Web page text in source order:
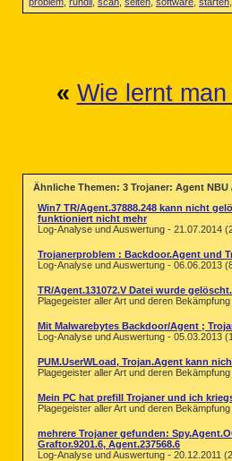
« Wie lernt
Ähnliche Themen: 3 Trojaner: Agent
Win7 TR/Agent.37888.248 kann nicht
funktioniert nicht mehr
Log-Analyse und Auswertung - 21.07.2014
Trojanerproblem : Backdoor.Agent und
Log-Analyse und Auswertung - 06.06.2013
TR/Agent.131072.V Datei wurde
Plagegeister aller Art und deren
Mit Malwarebytes Backdoor/Agent ;
Log-Analyse und Auswertung - 05.03.2013
PUM.UserWLoad, Trojan.Agent kann
Plagegeister aller Art und deren
Mein PC hat prefill Trojaner und ich
Plagegeister aller Art und deren
mehrere Trojaner gefunden:
Graftor.9201.6, Agent.237568.6
Log-Analyse und Auswertung - 20.12.2011